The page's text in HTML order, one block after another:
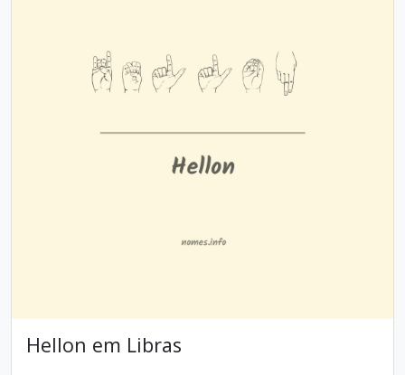
Hellon em Libras